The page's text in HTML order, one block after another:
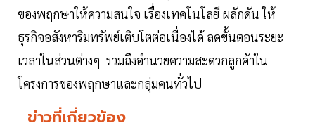
ของพฤกษาให้ความสนใจ เรื่องเทคโนโลยี ผลักดัน ให้
ธุรกิจอสังหาริมทรัพย์เติบโตต่อเนื่องได้ ลดขั้นตอนระยะ
เวลาในส่วนต่างๆ รวมถึงอำนวยความสะดวกลูกค้าใน
โครงการของพฤกษาและกลุ่มคนทั่วไป
ข่าวที่เกี่ยวข้อง